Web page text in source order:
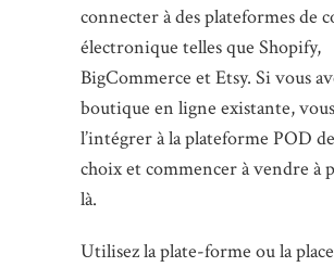
connecter à des plateformes de
électronique telles que Shopify,
BigCommerce et Etsy. Si vous
boutique en ligne existante,
l’intégrer à la plateforme POD
choix et commencer à vendre à
là.
Utilisez la plate-forme ou la